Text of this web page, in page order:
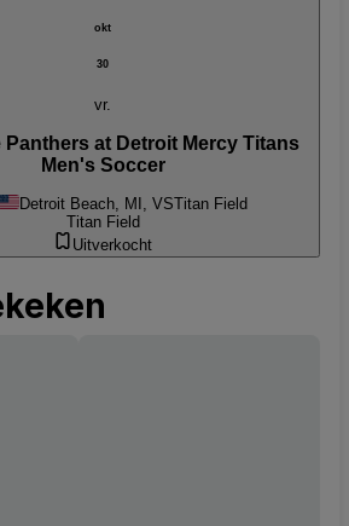
okt
30
vr.
Panthers at Detroit Mercy Titans
Men's Soccer
Detroit Beach, MI, VSTitan Field
Titan Field
Uitverkocht